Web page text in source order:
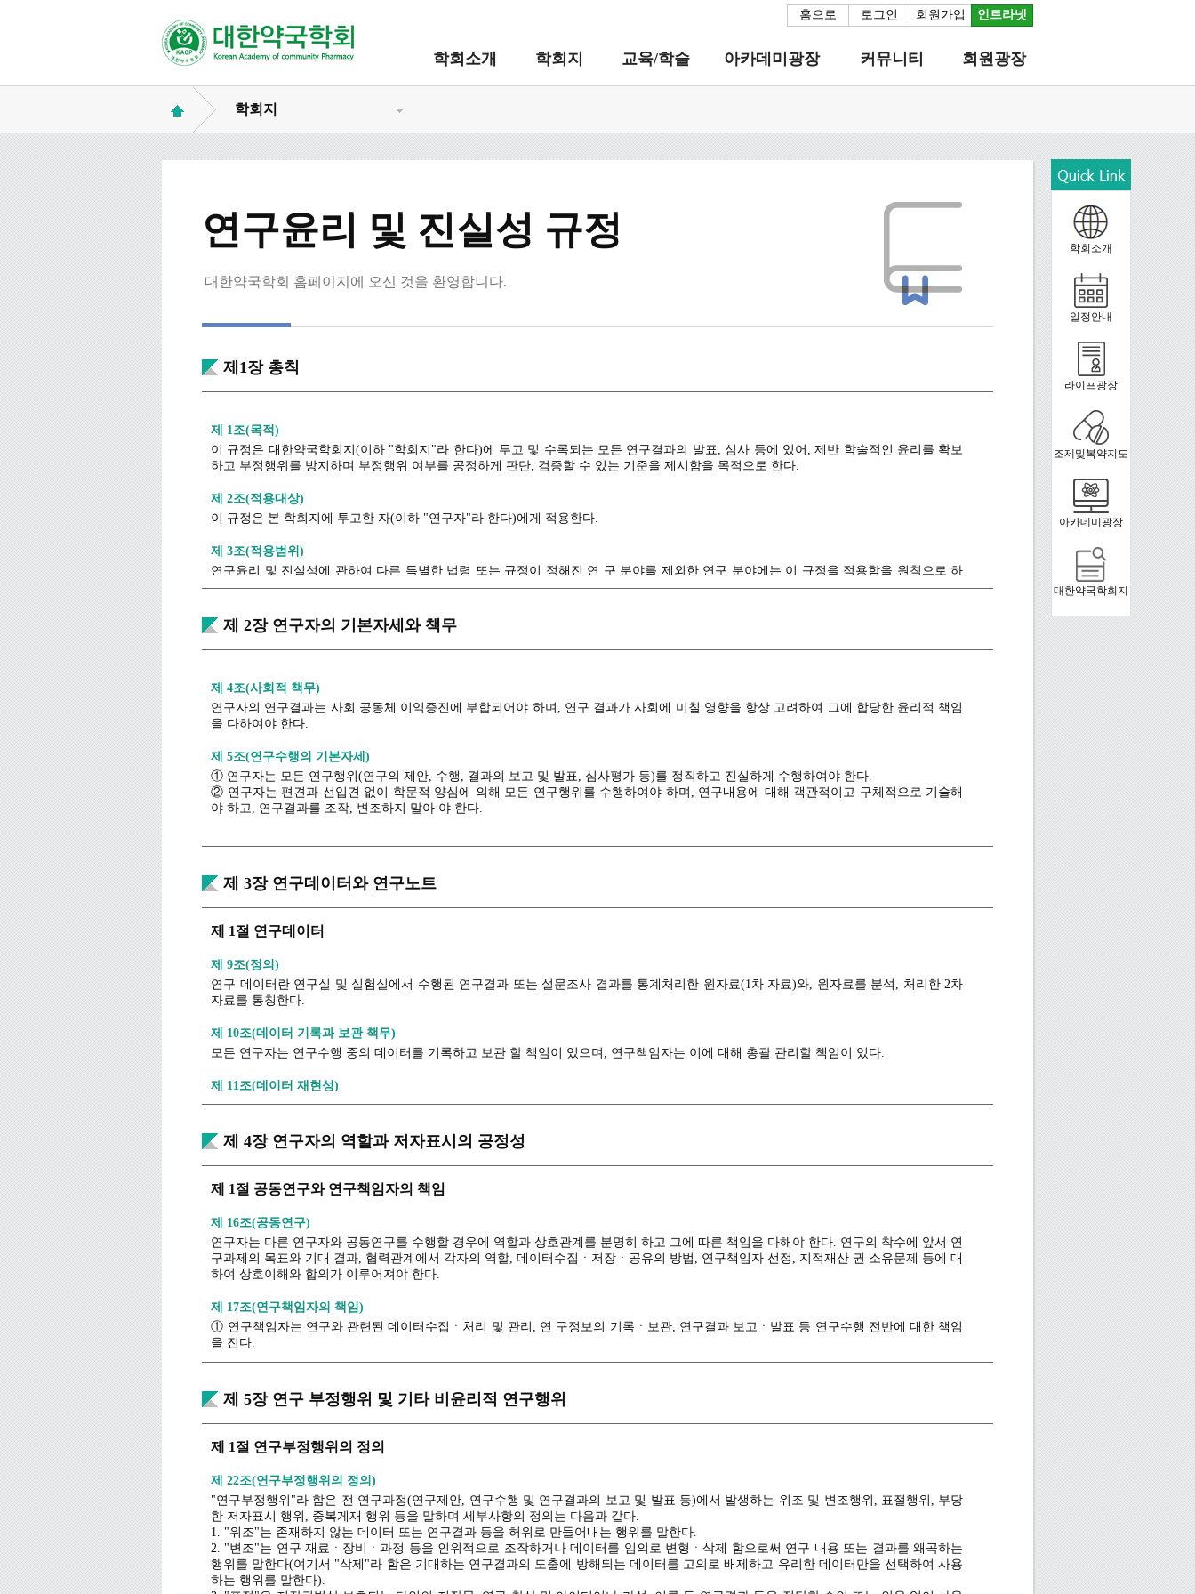
홈으로 로그인 회원가입 인트라넷
학회소개 학회지 교육/학술 아카데미광장 커뮤니티 회원광장
학회지
연구윤리 및 진실성 규정
대한약국학회 홈페이지에 오신 것을 환영합니다.
학회소개
일정안내
라이프광장
조제및복약지도
아카데미광장
대한약국학회지
제1장 총칙
제 1조(목적)
이 규정은 대한약국학회지(이하 "학회지"라 한다)에 투고 및 수록되는 모든 연구결과의 발표, 심사 등에 있어, 제반 학술적인 윤리를 확보
하고 부정행위를 방지하며 부정행위 여부를 공정하게 판단, 검증할 수 있는 기준을 제시함을 목적으로 한다.
제 2조(적용대상)
이 규정은 본 학회지에 투고한 자(이하 "연구자"라 한다)에게 적용한다.
제 3조(적용범위)
연구윤리 및 진실성에 관하여 다른 특별한 법령 또는 규정이 정해진 연 구 분야를 제외한 연구 분야에는 이 규정을 적용함을 원칙으로 하
되, 이 규정으로 적용하 기 어려운 분야 또는 특수한 사정이 있는 경우에는 이를 고려하여 적용한다.
제 2장 연구자의 기본자세와 책무
제 4조(사회적 책무)
연구자의 연구결과는 사회 공동체 이익증진에 부합되어야 하며, 연구 결과가 사회에 미칠 영향을 항상 고려하여 그에 합당한 윤리적 책임
을 다하여야 한다.
제 5조(연구수행의 기본자세)
① 연구자는 모든 연구행위(연구의 제안, 수행, 결과의 보고 및 발표, 심사평가 등)를 정직하고 진실하게 수행하여야 한다.
② 연구자는 편견과 선입견 없이 학문적 양심에 의해 모든 연구행위를 수행하여야 하며, 연구내용에 대해 객관적이고 구체적으로 기술해
야 하고, 연구결과를 조작, 변조하지 말아 야 한다.
연구수행 데이터에 대한 보고와 공개를 요구할 경우 이에 응하여야 한다.
② 연구자는 정당한 요구가 있을 경우 연구에 적용된 각종 이론과 기법에 대해 구체적으 로 공개하여야 한다.
제 7조(연구결과의 활용)
해 연구결과를 왜 곡, 과장하지 말아야 한다.
제 8조(법규, 규정, 지침 준수)
제 3장 연구데이터와 연구노트
제 1절 연구데이터
제 9조(정의)
연구 데이터란 연구실 및 실험실에서 수행된 연구결과 또는 설문조사 결과를 통계처리한 원자료(1차 자료)와, 원자료를 분석, 처리한 2차
자료를 통칭한다.
제 10조(데이터 기록과 보관 책무)
모든 연구자는 연구수행 중의 데이터를 기록하고 보관 할 책임이 있으며, 연구책임자는 이에 대해 총괄 관리할 책임이 있다.
제 11조(데이터 재현성)
연구데이터는 타인이 동일한 조건 하에서 연구를 반복하는 경우에 재현될 수 있어야 한다.
제 2절 연구데이터 기록 및 보관
연구수행 데이터는 생성ㆍ관찰 또는 분석ㆍ처리와 동시에 기 록되어야 한다.
제 13조(데이터 기록의 범위)
① 연구 상황을 재현하거나 또는 고의성이 없는 오류나 잘못 된 해석으로 야기된 연구 검증요구에 대응하기 위하여, 연구자는 연구계획부
터 연구결과 도출까지의 과정을 정확하고 구체적으로 상세하게 기록하여야한다.
② 학회지에 출간된 논문의 내용 중 오류가 발견되었을 경우 즉시 학회지 편집위원장에게 통보하여 가장 빠른 시일 내에 출간되는 호에 수
제 14조(보관)
① 동료 연구자 또는 학계의 다른 연구자에 의하여 검증이 예상되는 기간 동안 모든 연구 데이터와 결과를 보관해야 한다. 일반적으로 결
과에 대한 학술논문이 출간 되고 이의가 제기될 수 있는 기간으로 연구종료 10년으로 한다.
③ 보관된 연구 데이터의 의도적 변조 및 고의적 파괴는 연구부정 행위에 해당된다.
제 4장 연구자의 역할과 저자표시의 공정성
제 1절 공동연구와 연구책임자의 책임
제 16조(공동연구)
연구자는 다른 연구자와 공동연구를 수행할 경우에 역할과 상호관계를 분명히 하고 그에 따른 책임을 다해야 한다. 연구의 착수에 앞서 연
구과제의 목표와 기대 결과, 협력관계에서 각자의 역할, 데이터수집ㆍ저장ㆍ공유의 방법, 연구책임자 선정, 지적재산 권 소유문제 등에 대
하여 상호이해와 합의가 이루어져야 한다.
제 17조(연구책임자의 책임)
① 연구책임자는 연구와 관련된 데이터수집ㆍ처리 및 관리, 연 구정보의 기록ㆍ보관, 연구결과 보고ㆍ발표 등 연구수행 전반에 대한 책임
을 진다.
② 연구책임자는 모든 연구가 연구윤리 및 진실성 규정과 제반 관련규정의 지침에 따라 수행되도록 지도ㆍ관리해야하며, 연구윤리와 진
③ 연구책임자는 연구에 참여하는 연구자 및 연구보조원의 권리와 인격을 보호해야하며, 연구기여도에 따라 연구 성과를 공정하게 배분
해야 한다.
④ 연구책임자는 연구수행 중 안전사고에 대비할 수 있는 장치 및 시설의 존재 유무와 그 설치 가능성을 신중히 고려하여 연구수행 여부를
결정하여야 한다.
제 2절 연구결과 저작물의 저자표시
제 18조(공동저자)
① 공동저자란 연구에 참여한 공동연구원 및 연구보조원, 연구수행 중 중요한 연구내용을 협의하고 결론에 도달하는 데 일정의 역할을 한
자로서 연구계획, 개념 확립, 수행, 결과분석, 보고서 및 연구결과 발표에 타인이 인정할 수 있는 기여를 한자이다.
② 공동저자는 외부기관 요구시 해당 연구결과 발표물(논문, 저서 등)에서의 저자의 역할 을 구체적으로 증명할 수 있어야 한다.
제 19조(저자표시 기준)
제 5장 연구 부정행위 및 기타 비윤리적 연구행위
제 1절 연구부정행위의 정의
제 22조(연구부정행위의 정의)
"연구부정행위"라 함은 전 연구과정(연구제안, 연구수행 및 연구결과의 보고 및 발표 등)에서 발생하는 위조 및 변조행위, 표절행위, 부당
한 저자표시 행위, 중복게재 행위 등을 말하며 세부사항의 정의는 다음과 같다.
1. "위조"는 존재하지 않는 데이터 또는 연구결과 등을 허위로 만들어내는 행위를 말한다.
2. "변조"는 연구 재료ㆍ장비ㆍ과정 등을 인위적으로 조작하거나 데이터를 임의로 변형ㆍ삭제 함으로써 연구 내용 또는 결과를 왜곡하는
행위를 말한다(여기서 "삭제"라 함은 기대하는 연구결과의 도출에 방해되는 데이터를 고의로 배제하고 유리한 데이터만을 선택하여 사용
하는 행위를 말한다).